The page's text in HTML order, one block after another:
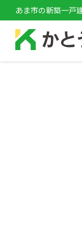
あま市の新築一戸